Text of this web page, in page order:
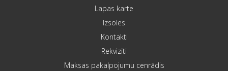
Lapas karte
Izsoles
Kontakti
Rekvizīti
Maksas pakalpojumu cenrādis